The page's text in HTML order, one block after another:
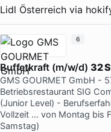
Lidl Österreich via
Buffetkraft (m/w/d) 32
GMS GOURMET GmbH -
Betriebsrestaurant SIG
(Junior Level) -
Vollzeit … von Montag bis
Samstag)
6